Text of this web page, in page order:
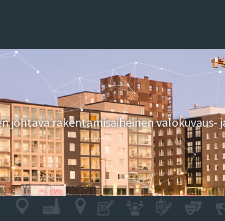
johtava rakentamisaiheinen valokuvaus-